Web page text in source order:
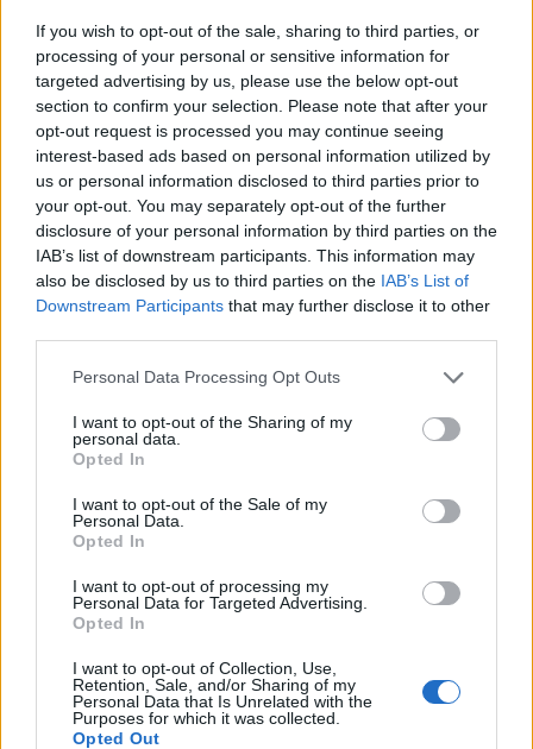
If you wish to opt-out of the sale, sharing to third parties, or
processing of your personal or sensitive information for
targeted advertising by us, please use the below opt-out
section to confirm your selection. Please note that after your
opt-out request is processed you may continue seeing
interest-based ads based on personal information utilized by
us or personal information disclosed to third parties prior to
your opt-out. You may separately opt-out of the further
disclosure of your personal information by third parties on the
IAB’s list of downstream participants. This information may
also be disclosed by us to third parties on the IAB’s List of
Downstream Participants that may further disclose it to other
Personal Data Processing Opt Outs
I want to opt-out of the Sharing of my
personal data.
Opted In
I want to opt-out of the Sale of my
Personal Data.
Opted In
I want to opt-out of processing my
Personal Data for Targeted Advertising.
Opted In
I want to opt-out of Collection, Use,
Retention, Sale, and/or Sharing of my
Personal Data that Is Unrelated with the
Purposes for which it was collected.
Opted Out